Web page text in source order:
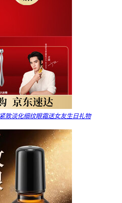
致淡化细纹眼霜送女友生日礼物